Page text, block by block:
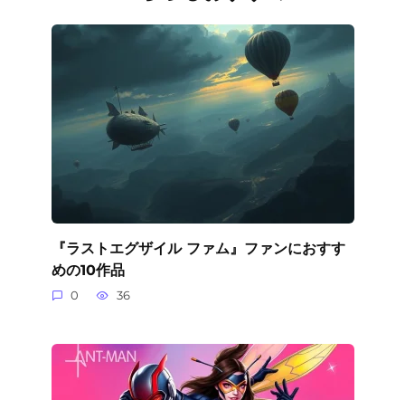
『ラストエグザイル ファム』ファンにおすす
めの10作品
0 36